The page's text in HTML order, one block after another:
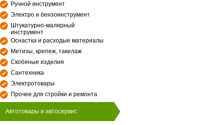
Ручной инструмент
Электро и бензоинструмент
Штукатурно-малярный
инструмент
Оснастка и расходые материалы
Метизы, крепеж, такелаж
Скобяные изделия
Сантехника
Электротовары
Прочее для стройки и ремонта
Автотовары и автосервис